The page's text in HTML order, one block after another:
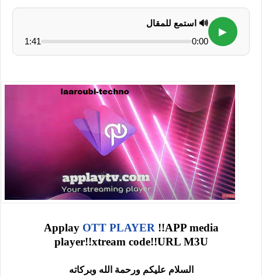
▶
🔊 استمع للمقال
0:00
1:41
ApplayOTT PLAYER!!APP media
player!!xtream code!!URL M3U
السلام عليكم ورحمة الله وبركاته